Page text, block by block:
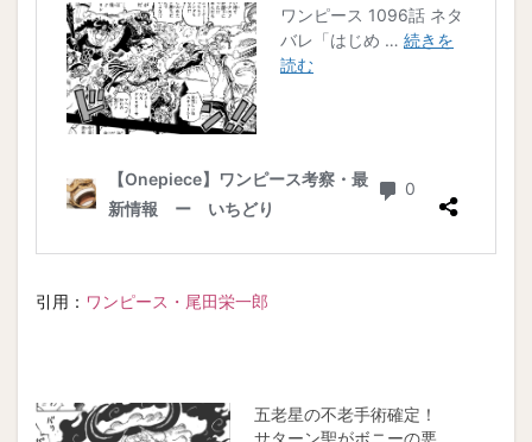
引用： ワンピース・尾田栄一郎
五老星の不老手術確定！